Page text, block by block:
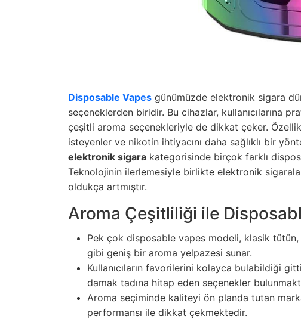
Disposable Vapes günümüzde elektronik sigara
seçeneklerden biridir. Bu cihazlar, kullanıcılarına
çeşitli aroma seçenekleriyle de dikkat çeker.
isteyenler ve nikotin ihtiyacını daha sağlıklı bir
elektronik sigara kategorisinde birçok farklı
Teknolojinin ilerlemesiyle birlikte elektronik
oldukça artmıştır.
Aroma Çeşitliliği ile
Pek çok disposable vapes modeli, klasik
gibi geniş bir aroma yelpazesi sunar.
Kullanıcıların favorilerini kolayca bulabildiği
damak tadına hitap eden seçenekler
Aroma seçiminde kaliteyi ön planda tutan
performansı ile dikkat çekmektedir.